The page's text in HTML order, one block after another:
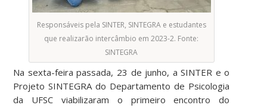
Responsáveis pela SINTER, SINTEGRA e estudantes
que realizarão intercâmbio em 2023-2. Fonte:
SINTEGRA
Na sexta-feira passada, 23 de junho, a SINTER e o
Projeto SINTEGRA do Departamento de Psicologia
da UFSC viabilizaram o primeiro encontro do